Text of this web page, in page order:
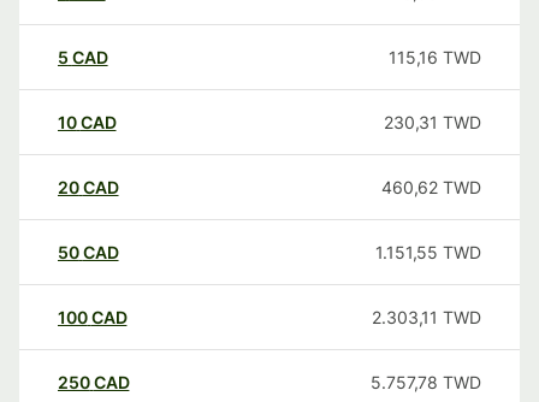
5 CAD 115,16 TWD
10CAD 230,31 TWD
20CAD 460,62 TWD
50CAD 1.151,55 TWD
100CAD 2.303,11 TWD
250CAD 5.757,78 TWD